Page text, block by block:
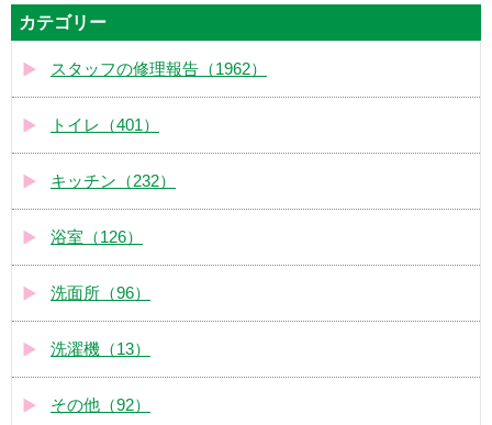
カテゴリー
スタッフの修理報告（1962）
トイレ（401）
キッチン（232）
浴室（126）
洗面所（96）
洗濯機（13）
その他（92）